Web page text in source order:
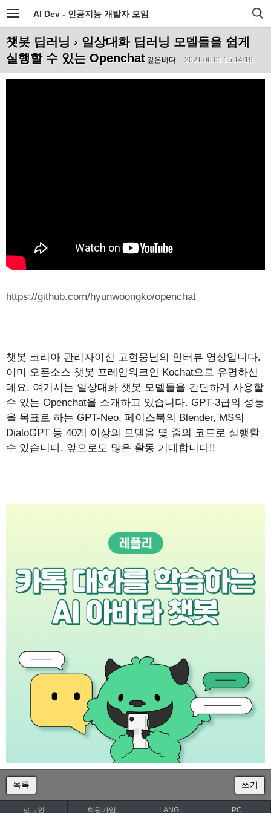
AI Dev - 인공지능 개발자 모임
챗봇 딥러닝 › 일상대화 딥러닝 모델들을 쉽게
실행할 수 있는 Openchat 깊은바다 2021.06.01 15:14:19
https://github.com/hyunwoongko/openchat
챗봇 코리아 관리자이신 고현웅님의 인터뷰 영상입니다.
이미 오픈소스 챗봇 프레임워크인 Kochat으로 유명하신
데요. 여기서는 일상대화 챗봇 모델들을 간단하게 사용할
수 있는 Openchat을 소개하고 있습니다. GPT-3급의 성능
을 목표로 하는 GPT-Neo, 페이스북의 Blender, MS의
DialoGPT 등 40개 이상의 모델을 몇 줄의 코드로 실행할
수 있습니다. 앞으로도 많은 활동 기대합니다!!
목록 쓰기
로그인 회원가입 LANG PC